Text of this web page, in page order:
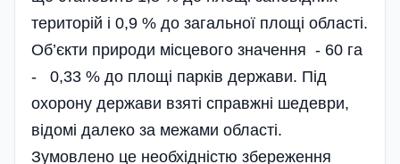
територій і 0,9 % до загальної площі області.
Об’єкти природи місцевого значення - 60 га
- 0,33 % до площі парків держави. Під
охорону держави взяті справжні шедеври,
відомі далеко за межами області.
Зумовлено це необхідністю збереження